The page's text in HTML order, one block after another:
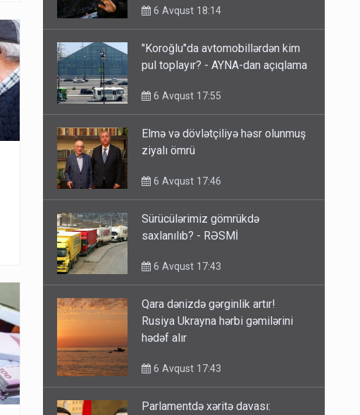
6 Avqust 18:14
"Koroğlu"da avtomobillərdən kim
pul toplayır? - AYNA-dan açıqlama
6 Avqust 17:55
Elmə və dövlətçiliyə həsr olunmuş
ziyalı ömrü
6 Avqust 17:46
Sürücülərimiz gömrükdə
saxlanılıb? - RƏSMİ
6 Avqust 17:43
Qara dənizdə gərginlik artır!
Rusiya Ukrayna hərbi gəmilərini
hədəf alır
6 Avqust 17:43
Parlamentdə xəritə davası: